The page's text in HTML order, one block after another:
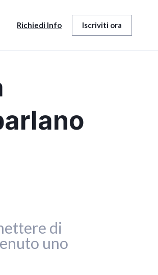
Richiedi Info Iscriviti ora
di
uno